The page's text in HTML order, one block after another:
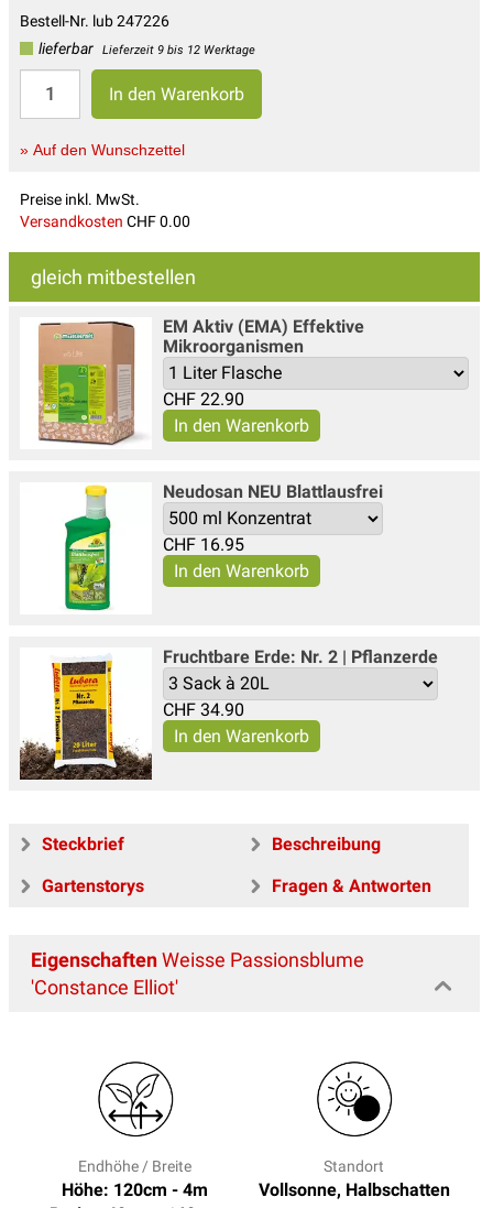
Bestell-Nr. lub 247226
lieferbar
Lieferzeit 9 bis 12 Werktage
» Auf den Wunschzettel
Preise inkl. MwSt.
Versandkosten CHF 0.00
gleich mitbestellen
EM Aktiv (EMA) Effektive
Mikroorganismen
CHF 22.90
Neudosan NEU Blattlausfrei
CHF 16.95
Fruchtbare Erde: Nr. 2 | Pflanzerde
CHF 34.90
Steckbrief
Beschreibung
Gartenstorys
Fragen & Antworten
EigenschaftenWeisse Passionsblume
'Constance Elliot'
Endhöhe / Breite
Höhe: 120cm - 4m
Standort
Vollsonne, Halbschatten